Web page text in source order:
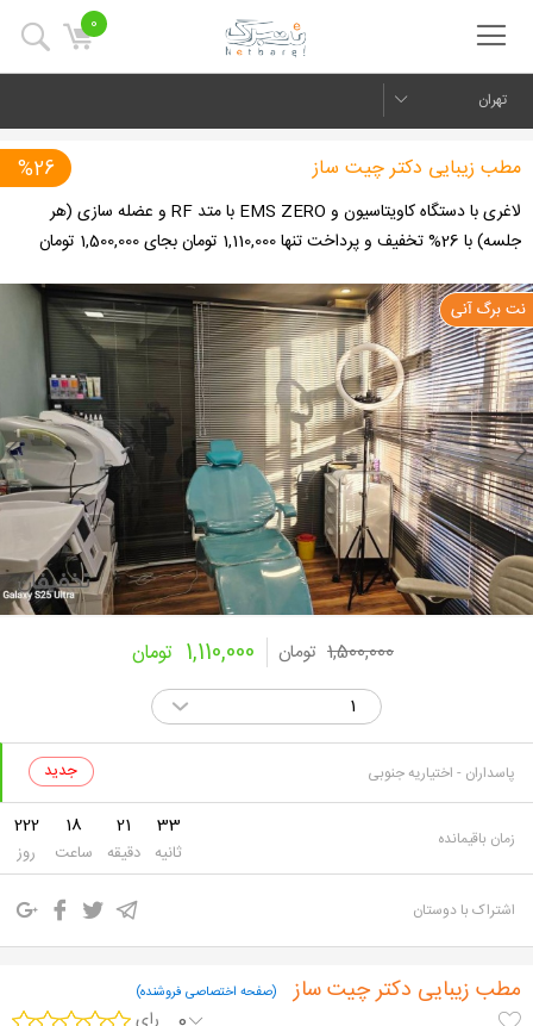
0
تهران
Next
%26 مطب زیبایی دکتر چیت ساز
لاغری با دستگاه کاویتاسیون و EMS ZERO با متد RF و عضله سازی (هر
جلسه) با 26% تخفیف و پرداخت تنها 1,110,000 تومان بجای 1,500,000 تومان
1,500,000 تومان 1,110,000 تومان
پاسداران - اختیاریه جنوبی
زمان باقیمانده 222
روز
18
ساعت
21
دقیقه
32
ثانیه
اشتراک با دوستان
مطب زیبایی دکتر چیت ساز (صفحه اختصاصی فروشنده)
رای